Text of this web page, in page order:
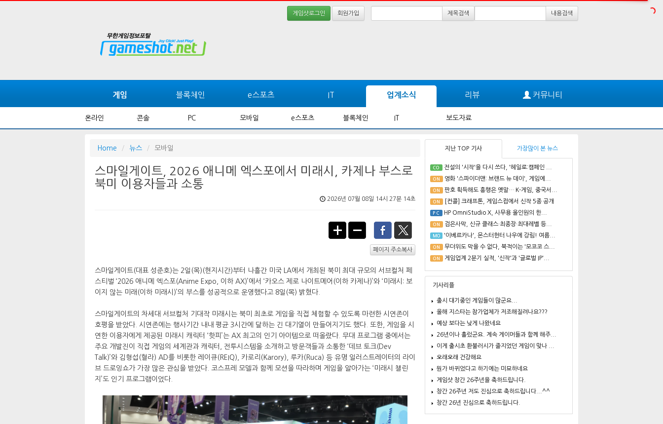
게임샷로그인 회원가입 제목검색 내용검색
게임 블록체인 e스포츠 IT 업계소식 리뷰 커뮤니티
온라인 콘솔 PC 모바일 e스포츠 블록체인 IT 보도자료
Home 뉴스 모바일
스마일게이트, 2026 애니메 엑스포에서 미래시, 카제나 부스로
북미 이용자들과 소통
2026년 07월 08일 14시 27분 14초
페이지 주소복사
스마일게이트(대표 성준호)는 2일(목)(현지시간)부터 나흘간 미국 LA에서 개최된 북미 최대 규모의 서브컬처 페
스티벌 ‘2026 애니메 엑스포(Anime Expo, 이하 AX)’에서 ‘카오스 제로 나이트메어(이하 카제나)’와 ‘미래시: 보
이지 않는 미래(이하 미래시)’의 부스를 성공적으로 운영했다고 8일(목) 밝혔다.
스마일게이트의 차세대 서브컬처 기대작 미래시는 북미 최초로 게임을 직접 체험할 수 있도록 마련한 시연존이
호평을 받았다. 시연존에는 행사기간 내내 평균 3시간에 달하는 긴 대기열이 만들어지기도 했다. 또한, 게임을 시
연한 이용자에게 제공된 미래시 캐릭터 ‘핫피’는 AX 최고의 인기 아이템으로 떠올랐다. 무대 프로그램 중에서는
주요 개발진이 직접 게임의 세계관과 캐릭터, 전투시스템을 소개하고 방문객들과 소통한 ‘데브 토크(Dev
Talk)’와 김형섭(혈라) AD를 비롯한 레이큐(REIQ), 카로리(Karory), 루카(Ruca) 등 유명 일러스트레이터의 라이
브 드로잉쇼가 가장 많은 관심을 받았다. 코스프레 모델과 함께 모션을 따라하며 게임을 알아가는 ‘미래시 챌린
지’도 인기 프로그램이었다.
지난 TOP 기사 가장많이 본 뉴스
CO 전설의 '시작'을 다시 쓰다, '헤일로:캠페인 ...
ON 영화 '스파이더맨: 브랜드 뉴 데이', 게임에...
ON 판호 획득해도 흥행은 옛말… K-게임, 중국서...
ON [컨콜] 크래프톤, 게임스컴에서 신작 5종 공개
PC HP OmniStudio X, 사무용 올인원의 한...
ON 검은사막, 신규 클래스·최종장·최대레벨 등...
MO '이베르카나', 몬스터헌터 나우에 강림! 여름...
ON 무더위도 막을 수 없다, 북적이는 '모코코 스...
ON 게임업계 2분기 실적, '신작'과 '글로벌 IP'...
기사리플
출시 대기중인 게임들이 많군요...
올해 지스타는 참가업체가 저조해질려나요???
예상 보다는 낮게 나왔네요
26년이나 흘렀군요. 계속 게이머들과 함께 해주...
이게 출시초 환불러시가 줄지었던 게임이 맞나 ...
오래오래 건강해요
뭔가 바뀌었다고 하기에는 미묘하네요
게임샷 창간 26주년을 축하드립니다.
창간 26주년 저도 진심으로 축하드립니다...^^
창간 26년 진심으로 축하드립니다.